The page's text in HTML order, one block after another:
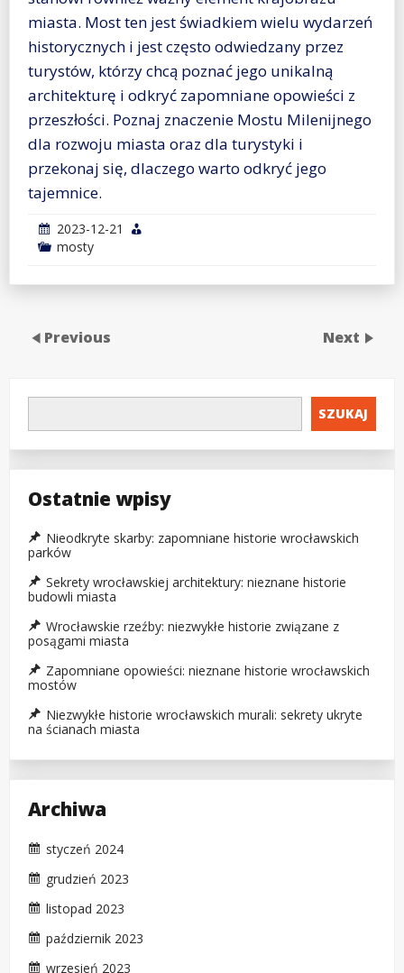
miasta. Most ten jest świadkiem wielu wydarzeń
historycznych i jest często odwiedzany przez
turystów, którzy chcą poznać jego unikalną
architekturę i odkryć zapomniane opowieści z
przeszłości. Poznaj znaczenie Mostu Milenijnego
dla rozwoju miasta oraz dla turystyki i
przekonaj się, dlaczego warto odkryć jego
tajemnice.
2023-12-21
mosty
Previous Next
SZUKAJ
Ostatnie wpisy
Nieodkryte skarby: zapomniane historie wrocławskich
parków
Sekrety wrocławskiej architektury: nieznane historie
budowli miasta
Wrocławskie rzeźby: niezwykłe historie związane z
posągami miasta
Zapomniane opowieści: nieznane historie wrocławskich
mostów
Niezwykłe historie wrocławskich murali: sekrety ukryte
na ścianach miasta
Archiwa
styczeń 2024
grudzień 2023
listopad 2023
październik 2023
wrzesień 2023